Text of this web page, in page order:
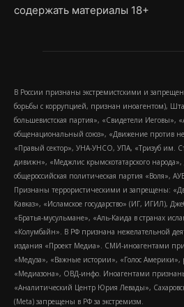
содержать материалы 18+
В России признаны экстремистскими и
борьбы с коррупцией, признан иноагентом),
большевистская партия», «Свидетели Иеговы»,
общенациональный союз», «Движение против
«Правый сектор», УНА-УНСО, УПА, «Тризуб им.
дивижн», «Меджлис крымскотатарского
общероссийская политическая партия «Воля»,
Признаны террористическими и запрещены:
Кавказ», «Исламское государство» (ИГ, ИГИЛ),
«Братья-мусульмане», «Аль-Каида в странах
«Колумбайн». В РФ признана нежелательной
издания «Проект Медиа». СМИ-иноагентами
«Медуза», «Важные истории», «Голос Америки»,
«Медиазона», ОВД-инфо. Иноагентами
«Аналитический Центр Юрия Левады»,
(Metа) запрещены в РФ за экстремизм.